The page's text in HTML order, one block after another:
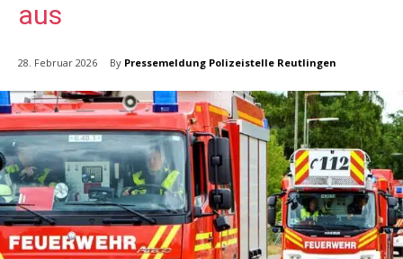
aus
28. Februar 2026 By Pressemeldung Polizeistelle Reutlingen